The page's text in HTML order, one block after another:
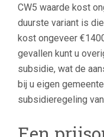
CW5 waarde kost
duurste variant is
kost ongeveer
gevallen kunt u
subsidie, wat de
bij u eigen
subsidieregeling